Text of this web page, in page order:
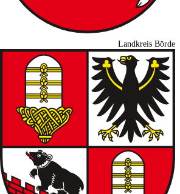
Landkreis Börde